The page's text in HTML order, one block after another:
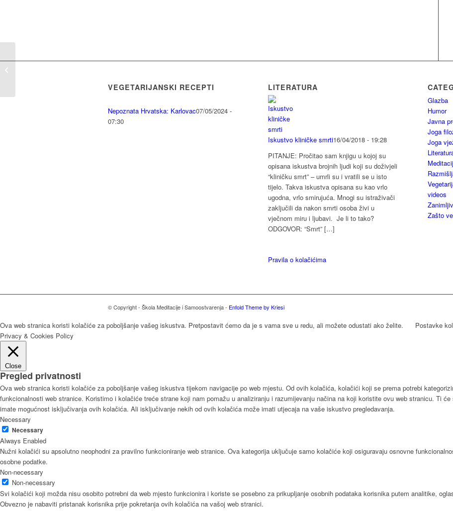
VEGETARIJANSKI RECEPTI
Nepoznata Hrvatska: Karlovac07/05/2024 -
07:30
LITERATURA
Iskustvo kliničke smrti16/04/2018 - 19:28
PITANJE: Pročitao sam knjigu u kojoj su
opisana iskustva brojnih ljudi koji su doživjeli
“kliničku smrt” – umrli su i vratili se u isto
tijelo. Takva iskustva opisana su kao vrlo
ugodna, vrlo smirujuća. Mnogi su istraživači
zaključili da nakon smrti osoba živi u
vječnom miru i ljubavi. Je li to tako?
ODGOVOR: “Smrt” […]
Pravila o kolačićima
Glazba
Humor
Javna
Joga
Joga
videos
Zašto
© Copyright - Škola Meditacije i Samoostvarenja - Enfold Theme by Kriesi
Ova web stranica koristi kolačiće za poboljšanje vašeg iskustva. Pretpostavit ćemo da je s vama sve u redu, ali možete odustati ako želite. Postavke
Privacy & Cookies Policy
Close
Pregled privatnosti
Ova web stranica koristi kolačiće za poboljšanje vašeg iskustva tijekom navigacije po web mjestu. Od ovih kolačića, kolačići koji se prema potrebi
funkcionalnosti web stranice. Koristimo i kolačiće treće strane koji nam pomažu u analiziranju i razumijevanju načina na koji koristite ovu web stranicu. Ti
imate mogućnost isključivanja ovih kolačića. Ali isključivanje nekih od ovih kolačića može imati utjecaja na vaše iskustvo pregledavanja.
Necessary
Necessary
Always Enabled
Nužni kolačići su apsolutno neophodni za pravilno funkcioniranje web stranice. Ova kategorija uključuje samo kolačiće koji osiguravaju osnovne
osobne podatke.
Non-necessary
Non-necessary
Svi kolačići koji možda nisu osobito potrebni da web mjesto funkcionira i koriste se posebno za prikupljanje osobnih podataka korisnika putem analitike,
Obvezno je nabaviti pristanak korisnika prije pokretanja ovih kolačića na vašoj web stranici.